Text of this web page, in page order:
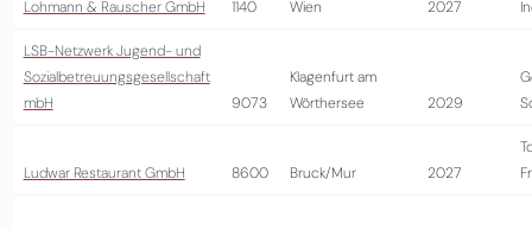
Lohmann & Rauscher GmbH 1140 Wien 2027
LSB-Netzwerk Jugend- und
Sozialbetreuungsgesellschaft
mbH
9073
Klagenfurt am
Wörthersee
2029
Ludwar Restaurant GmbH 8600 Bruck/Mur 2027